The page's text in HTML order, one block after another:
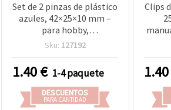
Set de 2 pinzas de plástico
azules, 42×25×10 mm –
para hobby,
manualidades,
decoración
Sku: 127192
1.40€ 1-4 paquete
DESCUENTOS
PARA CANTIDAD
Clips
1.40